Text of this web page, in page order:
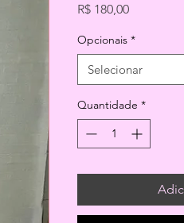
R$ 180,00Preço
Opcionais *
Selecionar
Quantidade *